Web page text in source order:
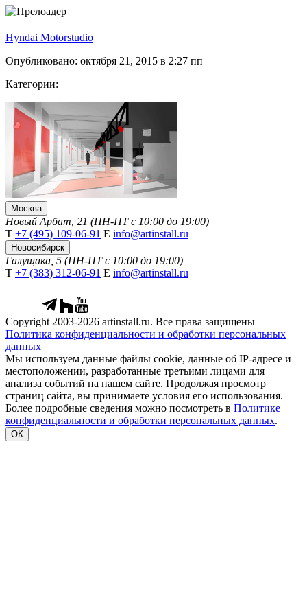
Hyndai Motorstudio
Опубликовано: октября 21, 2015 в 2:27 пп
Категории:
Москва
Новый Арбат, 21 (ПН-ПТ с 10:00 до 19:00)
Т +7 (495) 109-06-91 Е info@artinstall.ru
Новосибирск
Галущака, 5 (ПН-ПТ с 10:00 до 19:00)
Т +7 (383) 312-06-91 Е info@artinstall.ru
Copyright 2003-2026 artinstall.ru. Все права защищены
Политика конфиденциальности и обработки персональных
данных
Мы используем данные файлы cookie, данные об IP-адресе и
местоположении, разработанные третьими лицами для
анализа событий на нашем сайте. Продолжая просмотр
страниц сайта, вы принимаете условия его использования.
Более подробные сведения можно посмотреть в Политике
конфиденциальности и обработки персональных данных.
ОК